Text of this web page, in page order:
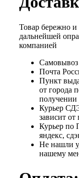
Товар бережно
дальнейшей
компанией
Самовывоз
Почта
Пункт
от города
получении
Курьер
зависит от
Курьер по
яндекс,
Не нашли
нашему